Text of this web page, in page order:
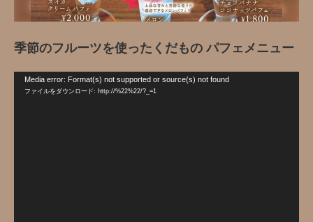
季節のフルーツを使ったくだもの パフェメニュー
Media error: Format(s) not supported or source(s) not found
ファイルをダウンロード: http://%22%22/?_=1